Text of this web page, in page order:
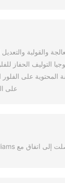
التوليف الحفاز
المحتوية على
على